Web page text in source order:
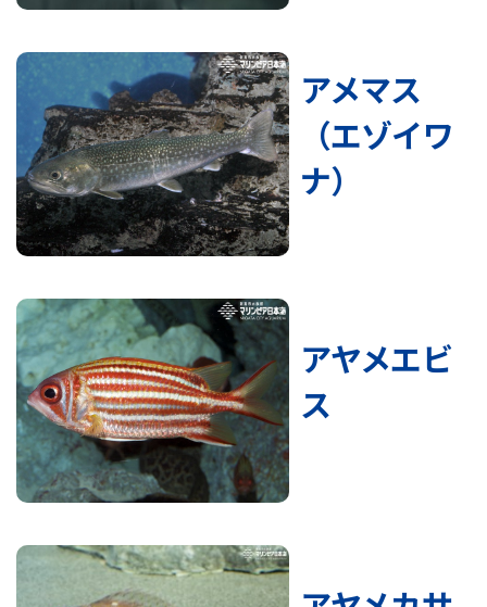
アメマス
（エゾイワ
ナ）
アヤメエビ
ス